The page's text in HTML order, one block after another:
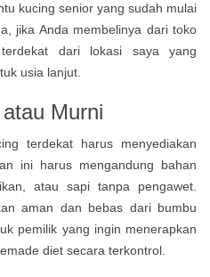
kucing senior yang sudah mulai
jika Anda membelinya dari toko
dari lokasi saya yang
usia lanjut.
Murni
terdekat harus menyediakan
ini harus mengandung bahan
atau sapi tanpa pengawet.
aman dan bebas dari bumbu
pemilik yang ingin menerapkan
diet secara terkontrol.